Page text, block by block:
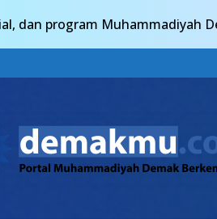
dan program Muhammadiyah